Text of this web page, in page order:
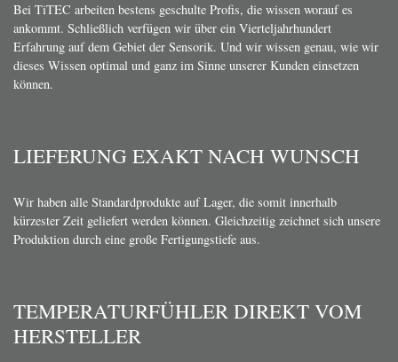
Bei TiTEC arbeiten bestens geschulte Profis, die wissen worauf es
ankommt. Schließlich verfügen wir über ein Vierteljahrhundert
Erfahrung auf dem Gebiet der Sensorik. Und wir wissen genau, wie wir
dieses Wissen optimal und ganz im Sinne unserer Kunden einsetzen
können.
LIEFERUNG EXAKT NACH WUNSCH
Wir haben alle Standardprodukte auf Lager, die somit innerhalb
kürzester Zeit geliefert werden können. Gleichzeitig zeichnet sich unsere
Produktion durch eine große Fertigungstiefe aus.
TEMPERATURFÜHLER DIREKT VOM
HERSTELLER